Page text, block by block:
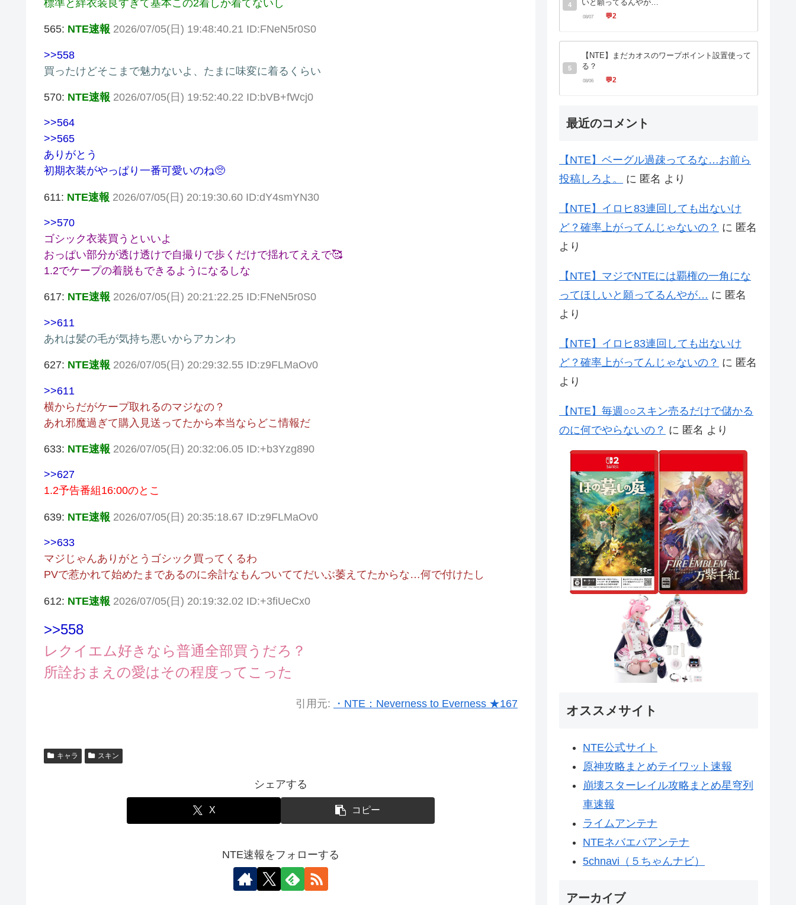
標準と絆衣装良すぎて基本この2着しか着てないし
565: NTE速報 2026/07/05(日) 19:48:40.21 ID:FNeN5r0S0
>>558
買ったけどそこまで魅力ないよ、たまに味変に着るくらい
570: NTE速報 2026/07/05(日) 19:52:40.22 ID:bVB+fWcj0
>>564
>>565
ありがとう
初期衣装がやっぱり一番可愛いのね🥺
611: NTE速報 2026/07/05(日) 20:19:30.60 ID:dY4smYN30
>>570
ゴシック衣装買うといいよ
おっぱい部分が透け透けで自撮りで歩くだけで揺れてええで🥰
1.2でケープの着脱もできるようになるしな
617: NTE速報 2026/07/05(日) 20:21:22.25 ID:FNeN5r0S0
>>611
あれは髪の毛が気持ち悪いからアカンわ
627: NTE速報 2026/07/05(日) 20:29:32.55 ID:z9FLMaOv0
>>611
横からだがケープ取れるのマジなの？
あれ邪魔過ぎて購入見送ってたから本当ならどこ情報だ
633: NTE速報 2026/07/05(日) 20:32:06.05 ID:+b3Yzg890
>>627
1.2予告番組16:00のとこ
639: NTE速報 2026/07/05(日) 20:35:18.67 ID:z9FLMaOv0
>>633
マジじゃんありがとうゴシック買ってくるわ
PVで惹かれて始めたまであるのに余計なもんついててだいぶ萎えてたからな…何で付けたし
612: NTE速報 2026/07/05(日) 20:19:32.02 ID:+3fiUeCx0
>>558
レクイエム好きなら普通全部買うだろ？
所詮おまえの愛はその程度ってこった
引用元: ・NTE：Neverness to Everness ★167
キャラ スキン
シェアする
X コピー
NTE速報をフォローする
4
いと願ってるんやが…
08/07 💬2
5
【NTE】まだカオスのワープポイント設置使って
る？
08/06 💬2
最近のコメント
【NTE】ベーグル過疎ってるな…お前ら
投稿しろよ。
に 匿名 より
【NTE】イロヒ83連回しても出ないけ
ど？確率上がってんじゃないの？ に 匿名
より
【NTE】マジでNTEには覇権の一角にな
ってほしいと願ってるんやが… に 匿名
より
【NTE】イロヒ83連回しても出ないけ
ど？確率上がってんじゃないの？ に 匿名
より
【NTE】毎週○○スキン売るだけで儲かる
のに何でやらないの？ に 匿名 より
オススメサイト
NTE公式サイト
原神攻略まとめテイワット速報
崩壊スターレイル攻略まとめ星穹列
車速報
ライムアンテナ
NTEネバエバアンテナ
5chnavi（５ちゃんナビ）
アーカイブ